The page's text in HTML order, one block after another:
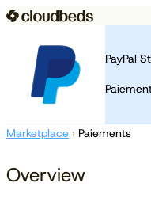
PayPal
Marketplace › Paiements
Overview